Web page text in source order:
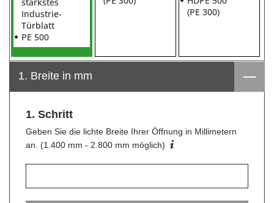
Industrie-
Türblatt
PE 500
(PE 300)
1. Breite in mm
1. Schritt
Geben Sie die lichte Breite Ihrer Öffnung in Millimetern
an. (1.400 mm - 2.800 mm möglich)